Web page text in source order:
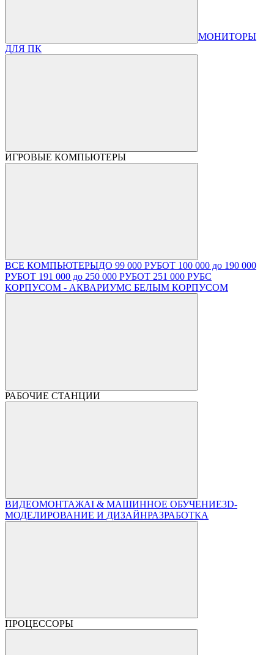
МОНИТОРЫ
ДЛЯ ПК
ИГРОВЫЕ КОМПЬЮТЕРЫ
ВСЕ КОМПЬЮТЕРЫДО 99 000 РУБОТ 100 000 до 190 000
РУБОТ 191 000 до 250 000 РУБОТ 251 000 РУБС
КОРПУСОМ - АКВАРИУМС БЕЛЫМ КОРПУСОМ
РАБОЧИЕ СТАНЦИИ
ВИДЕОМОНТАЖAI & МАШИННОЕ ОБУЧЕНИЕ3D-
МОДЕЛИРОВАНИЕ И ДИЗАЙНРАЗРАБОТКА
ПРОЦЕССОРЫ